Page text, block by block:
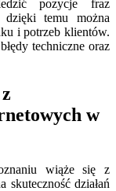
pozycje fraz
dzięki temu można
i potrzeb klientów.
techniczne oraz
w
wiąże się z
działań